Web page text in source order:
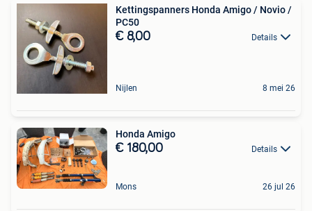
Kettingspanners Honda Amigo / Novio /
PC50
€ 8,00 Details
Nijlen 8 mei 26
Honda Amigo
€ 180,00 Details
Mons 26 jul 26